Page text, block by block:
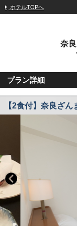
ホテルTOPへ
奈
プラン詳細
【2食付】奈良ざ